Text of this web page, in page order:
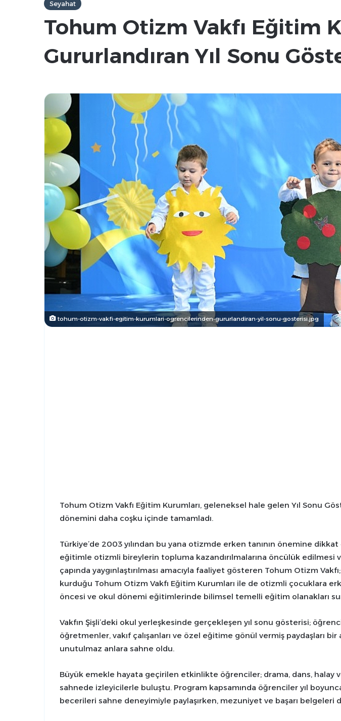
Seyahat
Tohum Otizm Vakfı Eğitim
Gururlandıran Yıl Sonu
tohum-otizm-vakfi-egitim-kurumlari-ogrencilerinden-gururlandiran-yil-sonu-gosterisi.jpg
Tohum Otizm Vakfı Eğitim Kurumları, geleneksel hale gelen Yıl Sonu
dönemini daha coşku içinde tamamladı.
Türkiye’de 2003 yılından bu yana otizmde erken tanının önemine
eğitimle otizmli bireylerin topluma kazandırılmalarına öncülük edilmesi
çapında yaygınlaştırılması amacıyla faaliyet gösteren Tohum Otizm
kurduğu Tohum Otizm Vakfı Eğitim Kurumları ile de otizmli çocuklara
öncesi ve okul dönemi eğitimlerinde bilimsel temelli eğitim olanakları
Vakfın Şişli’deki okul yerleşkesinde gerçekleşen yıl sonu gösterisi;
öğretmenler, vakıf çalışanları ve özel eğitime gönül vermiş paydaşları
unutulmaz anlara sahne oldu.
Büyük emekle hayata geçirilen etkinlikte öğrenciler; drama, dans, halay
sahnede izleyicilerle buluştu. Program kapsamında öğrenciler yıl
becerileri sahne deneyimiyle paylaşırken, mezuniyet ve başarı belgeleri